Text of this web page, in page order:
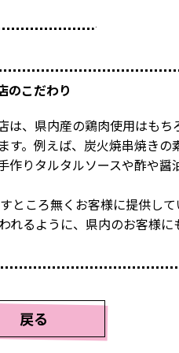
のこだわり
、県内産の鶏肉使用はもち
。例えば、炭火焼串焼き
りタルタルソースや酢や
ころ無くお客様に提供し
るように、県内のお客様
戻る